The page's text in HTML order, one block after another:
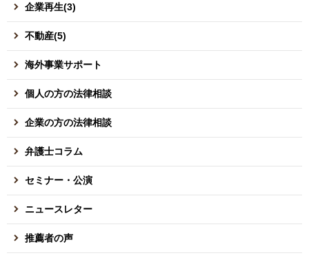
企業再生(3)
不動産(5)
海外事業サポート
個人の方の法律相談
企業の方の法律相談
弁護士コラム
セミナー・公演
ニュースレター
推薦者の声